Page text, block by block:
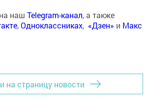
наш Telegram-канал, а также
,Одноклассниках, «Дзен» и Макс
на страницу новости